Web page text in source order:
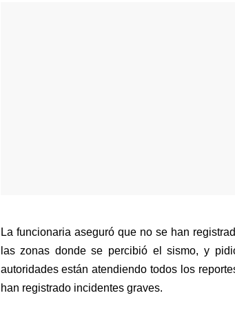
La funcionaria aseguró que no se han
las zonas donde se percibió el sismo, y
autoridades están atendiendo todos los
han registrado incidentes graves.